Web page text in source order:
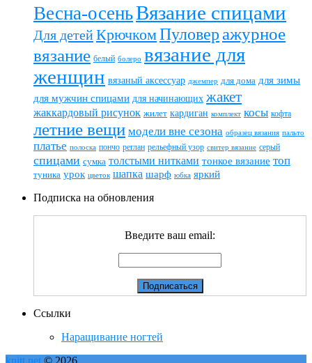
Весна-осеньВязание спицами
Для детейКрючкомПуловер ажурное
вязание белый болеро вязание для
женщин вязаный аксессуар джемпер для дома для зимы
для мужчин спицами для начинающих жакет
жаккардовый рисунок жилет кардиган комплект косы кофта
летние вещи модели вне сезона образец вязания пальто
платье полоска пончо реглан рельефный узор свитер вязание серый
спицами сумка толстыми нитками тонкое вязание топ
туника урок цветок шапка шарф юбка яркий
Подписка на обновления
Введите ваш email:
Ссылки
Наращивание ногтей
knitt.net © 2026